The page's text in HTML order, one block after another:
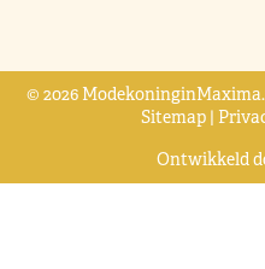
© 2026
Sitemap |
Ontwikkeld